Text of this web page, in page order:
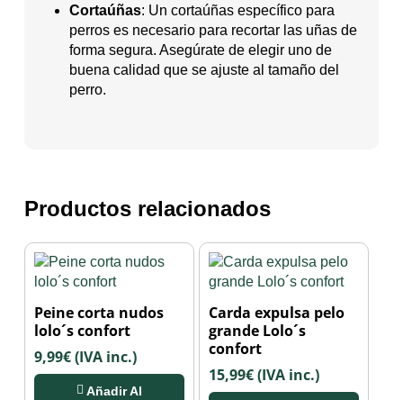
Cortaúñas: Un cortaúñas específico para
perros es necesario para recortar las uñas de
forma segura. Asegúrate de elegir uno de
buena calidad que se ajuste al tamaño del
perro.
Productos relacionados
Peine corta nudos
lolo´s confort
9,99€(IVA inc.)
Añadir Al
Carda expulsa pelo
grande Lolo´s
confort
15,99€(IVA inc.)